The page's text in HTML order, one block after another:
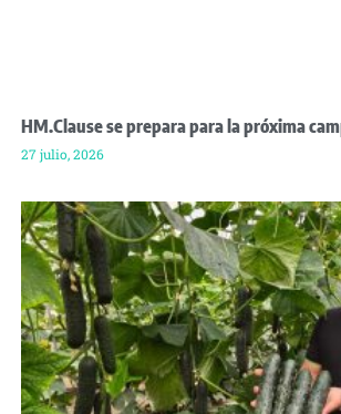
HM.Clause se prepara para la próxima
27 julio, 2026